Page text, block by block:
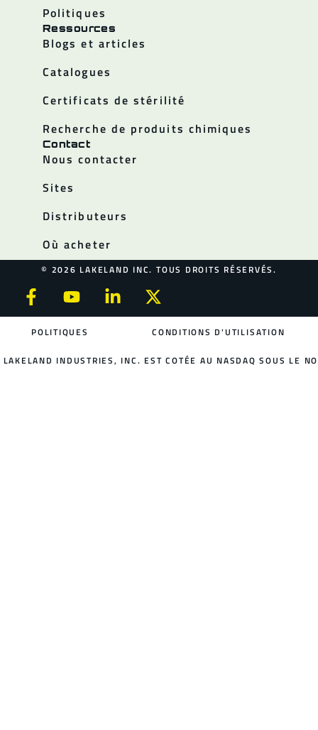
Politiques
Ressources
Blogs et articles
Catalogues
Certificats de stérilité
Recherche de produits chimiques
Contact
Nous contacter
Sites
Distributeurs
Où acheter
© 2026 LAKELAND INC. TOUS DROITS RÉSERVÉS.
POLITIQUES CONDITIONS D'UTILISATION
LAKELAND INDUSTRIES, INC. EST COTÉE AU NASDAQ SOUS LE